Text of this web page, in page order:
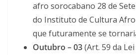
afro sorocabano 28 de
do Instituto de Cultura
que futuramente se
Outubro – 03(Art. 59 da